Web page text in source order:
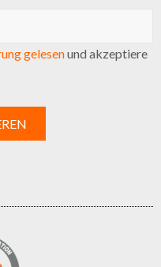
gelesenund akzeptiere